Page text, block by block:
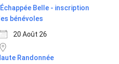
Belle - inscription
bénévoles
20 Août 26
Randonnée